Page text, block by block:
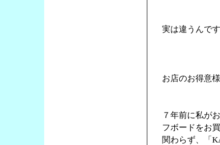
実は違うんで
お店のお得意
７年前に私が
フボードをお
関わらず、「